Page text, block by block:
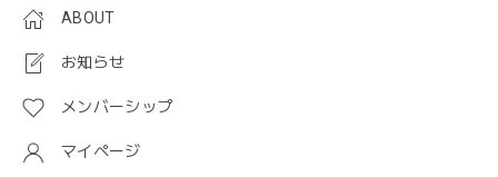
ABOUT
お知らせ
メンバーシップ
マイページ